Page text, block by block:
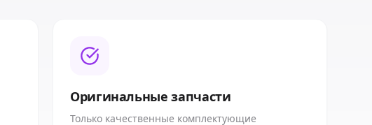
Оригинальные запчасти
Только качественные комплектующие